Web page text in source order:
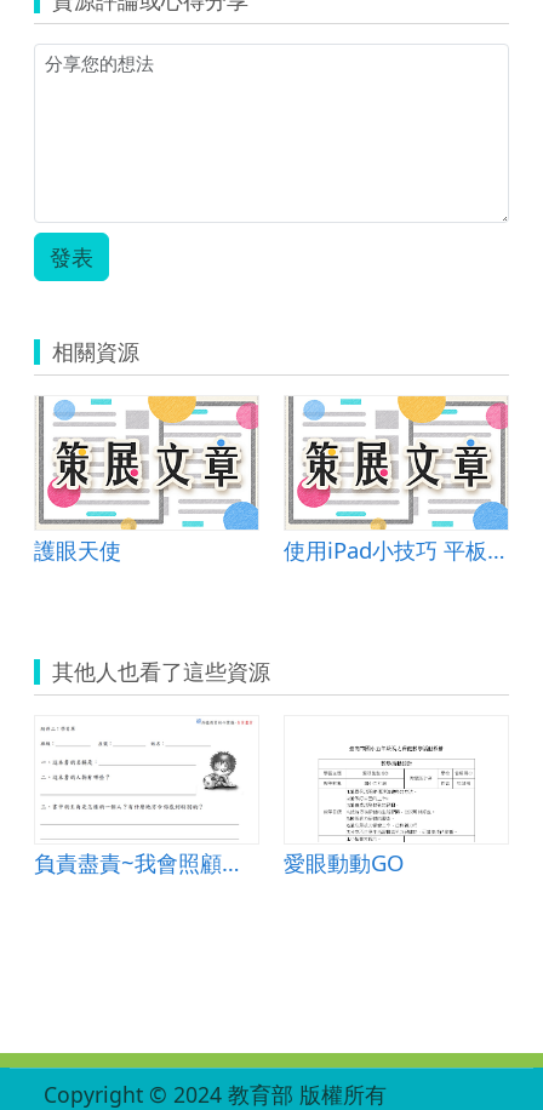
發表
相關資源
護眼天使 使用iPad小技巧 平板教學Easy Go
其他人也看了這些資源
負責盡責~我會照顧自己 愛眼動動GO
Copyright © 2024 教育部 版權所有